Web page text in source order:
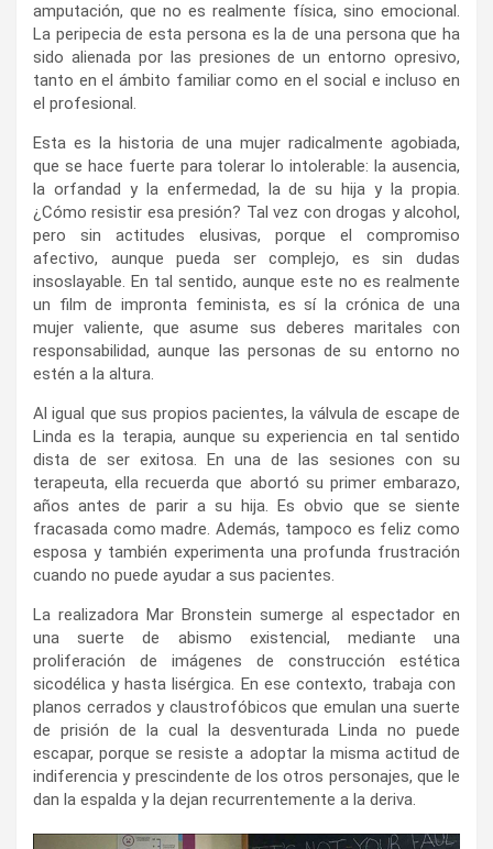
amputación, que no es realmente física, sino emocional.
La peripecia de esta persona es la de una persona que ha
sido alienada por las presiones de un entorno opresivo,
tanto en el ámbito familiar como en el social e incluso en
el profesional.
Esta es la historia de una mujer radicalmente agobiada,
que se hace fuerte para tolerar lo intolerable: la ausencia,
la orfandad y la enfermedad, la de su hija y la propia.
¿Cómo resistir esa presión? Tal vez con drogas y alcohol,
pero sin actitudes elusivas, porque el compromiso
afectivo, aunque pueda ser complejo, es sin dudas
insoslayable. En tal sentido, aunque este no es realmente
un film de impronta feminista, es sí la crónica de una
mujer valiente, que asume sus deberes maritales con
responsabilidad, aunque las personas de su entorno no
estén a la altura.
Al igual que sus propios pacientes, la válvula de escape de
Linda es la terapia, aunque su experiencia en tal sentido
dista de ser exitosa. En una de las sesiones con su
terapeuta, ella recuerda que abortó su primer embarazo,
años antes de parir a su hija. Es obvio que se siente
fracasada como madre. Además, tampoco es feliz como
esposa y también experimenta una profunda frustración
cuando no puede ayudar a sus pacientes.
La realizadora Mar Bronstein sumerge al espectador en
una suerte de abismo existencial, mediante una
proliferación de imágenes de construcción estética
sicodélica y hasta lisérgica. En ese contexto, trabaja con
planos cerradosy claustrofóbicos que emulan una suerte
de prisión de la cual la desventurada Linda no puede
escapar, porque se resiste a adoptar la misma actitud de
indiferencia y prescindente de los otros personajes, que le
dan la espalda y la dejan recurrentemente a la deriva.